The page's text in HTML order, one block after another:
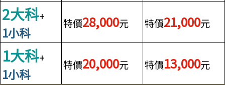
2大科+
1小科
特價28,000元 特價21,000元
1大科+
1小科
特價20,000元 特價13,000元